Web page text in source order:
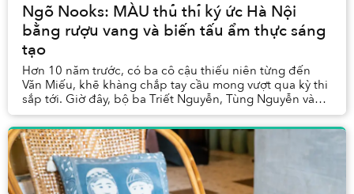
Ngõ Nooks: MÀU thủ thỉ ký ức Hà Nội
bằng rượu vang và biến tấu ẩm thực sáng
tạo
Hơn 10 năm trước, có ba cô cậu thiếu niên từng đến
Văn Miếu, khẽ khàng chắp tay cầu mong vượt qua kỳ thi
sắp tới. Giờ đây, bộ ba Triết Nguyễn, Tùng Nguyễn và
Dương Nguyễn gặp lại nhau ở chính nơi ấy —...